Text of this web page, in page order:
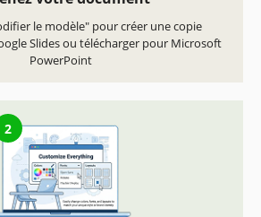
le modèle" pour créer une copie
Slides ou télécharger pour Microsoft
PowerPoint
2